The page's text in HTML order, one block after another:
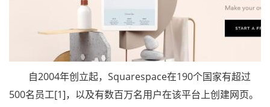
自2004年创立起，Squarespace在190个国家有超过
500名员工[1]，以及有数百万名用户在该平台上创建网页。